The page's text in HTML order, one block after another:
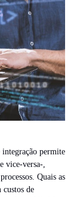
permite
vice-versa-,
Quais as
custos de